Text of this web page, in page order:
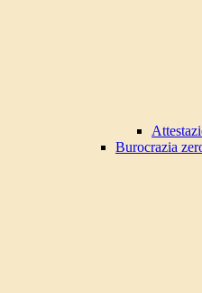
Burocrazia